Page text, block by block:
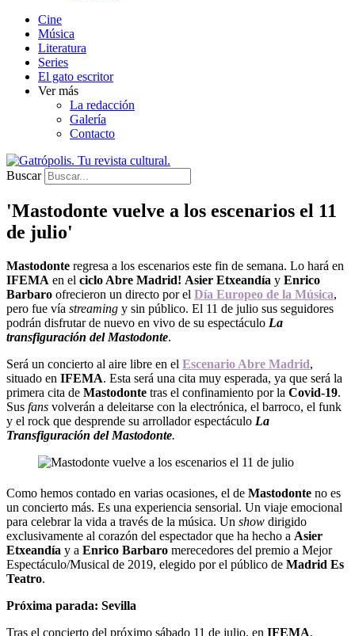
Cine
Música
Literatura
Series
El gato escritor
Ver más
La redacción
Galería
Contacto
Buscar
'Mastodonte vuelve a los escenarios el 11
de julio'
Mastodonte regresa a los escenarios este fin de semana. Lo hará en
IFEMA en el ciclo Abre Madrid! Asier Etxeandía y Enrico
Barbaro ofrecieron un directo por el Día Europeo de la Música,
pero fue vía streaming y sin público. El 11 de julio sus seguidores
podrán disfrutar de nuevo en vivo de su espectáculo La
transfiguración del Mastodonte.
Será un concierto al aire libre en el Escenario Abre Madrid,
situado en IFEMA. Esta será una cita muy esperada, ya que será la
primera cita de Mastodonte tras el confinamiento por la Covid-19.
Sus fans volverán a deleitarse con la electrónica, el barroco, el funk
y el rock que desprende su arrollador espectáculo La
Transfiguración del Mastodonte.
Como hemos contado en varias ocasiones, el de Mastodonte no es
un concierto más. Es una experiencia sensorial. Un viaje emocional
para celebrar la vida a través de la música. Un show dirigido
exclusivamente al corazón del espectador que ha hecho a Asier
Etxeandía y a Enrico Barbaro merecedores del premio a Mejor
Espectáculo/Musical de 2019, elegido por el público de Madrid Es
Teatro.
Próxima parada: Sevilla
Tras el concierto del próximo sábado 11 de julio, en IFEMA,